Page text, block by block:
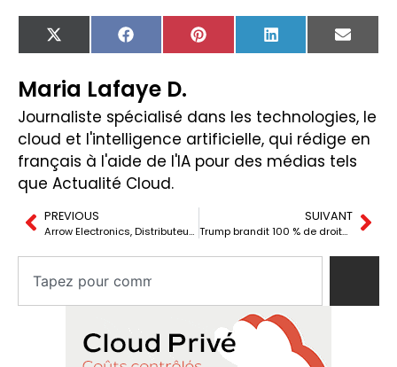
X
(Twitter)
FacebookPinterest LinkedIn Email
Maria Lafaye D.
Journaliste spécialisé dans les technologies, le
cloud et l'intelligence artificielle, qui rédige en
français à l'aide de l'IA pour des médias tels
que Actualité Cloud.
PREVIOUS
Arrow Electronics, Distributeur de l’année Equinix EMEA pour la 2e fois consécutive
SUIVANT
Trump brandit 100 % de droits de douane face aux taxes numériques européennes